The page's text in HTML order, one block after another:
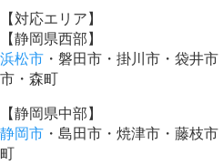
【対応エリア】
【静岡県西部】
浜松市 ・磐田市・掛川市・袋井
市・森町
【静岡県中部】
静岡市 ・島田市・焼津市・藤枝
町